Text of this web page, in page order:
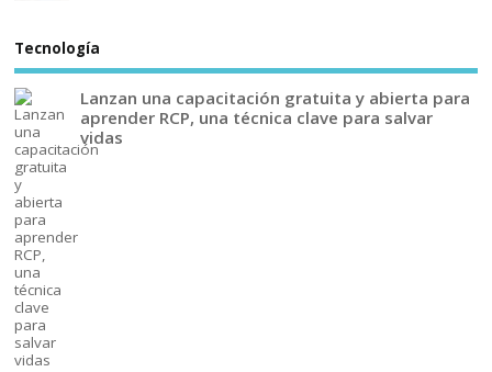
Tecnología
Lanzan una capacitación gratuita y abierta para
aprender RCP, una técnica clave para salvar
vidas